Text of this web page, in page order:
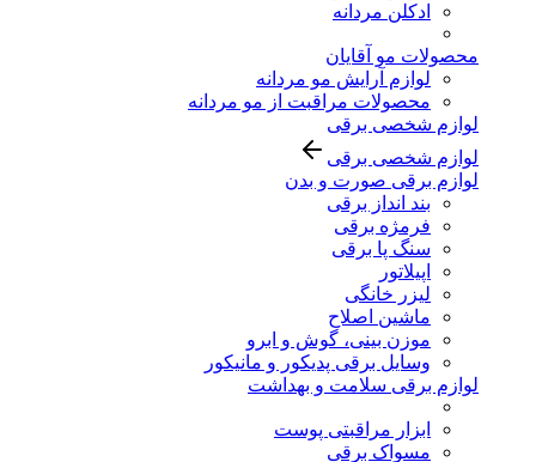
ادکلن مردانه
محصولات مو آقایان
لوازم آرایش مو مردانه
محصولات مراقبت از مو مردانه
لوازم شخصی برقی
لوازم شخصی برقی
لوازم برقی صورت و بدن
بند انداز برقی
فرمژه برقی
سنگ پا برقی
اپیلاتور
لیزر خانگی
ماشین اصلاح
موزن بینی، گوش و ابرو
وسایل برقی پدیکور و مانیکور
لوازم برقی سلامت و بهداشت
ابزار مراقبتی پوست
مسواک برقی